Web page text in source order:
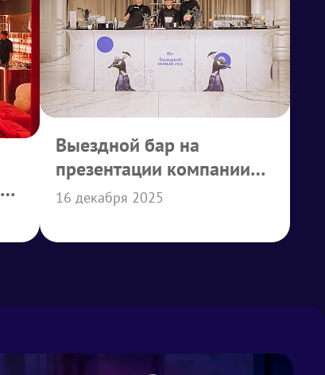
Выездной бар на
презентации компании
АБД
16 декабря 2025